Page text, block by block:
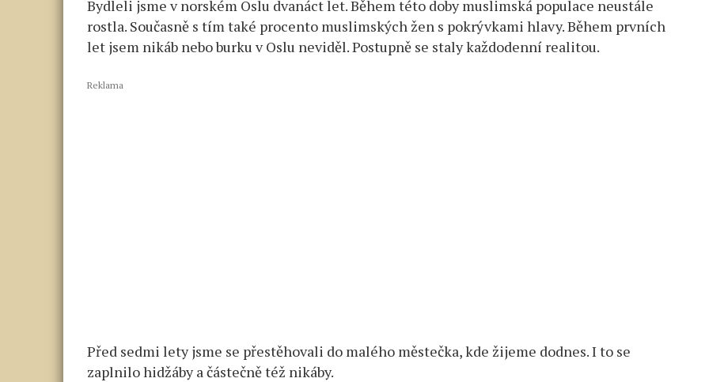
Bydleli jsme v norském Oslu dvanáct let. Během této doby muslimská populace neustále
rostla. Současně s tím také procento muslimských žen s pokrývkami hlavy. Během prvních
let jsem nikáb nebo burku v Oslu neviděl. Postupně se staly každodenní realitou.
Reklama
Před sedmi lety jsme se přestěhovali do malého městečka, kde žijeme dodnes. I to se
zaplnilo hidžáby a částečně též nikáby.